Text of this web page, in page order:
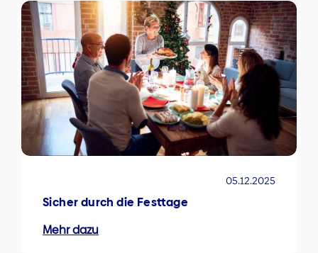
05.12.2025
Sicher durch die Festtage
Mehr dazu